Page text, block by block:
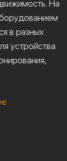
На
в разных
устройства